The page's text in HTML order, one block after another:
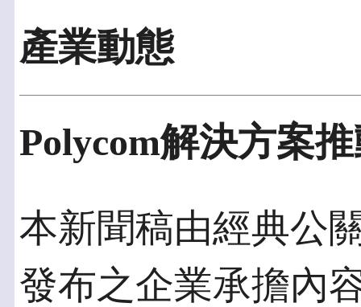
產業動態
Polycom解決方案
本新聞稿由經典公
發布之企業承擔內